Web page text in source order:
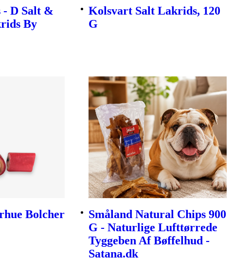
D Salt &
By
Kolsvart Salt Lakrids, 120
G
Bolcher
Småland Natural Chips 900
G - Naturlige Lufttørrede
Tyggeben Af Bøffelhud -
Satana.dk